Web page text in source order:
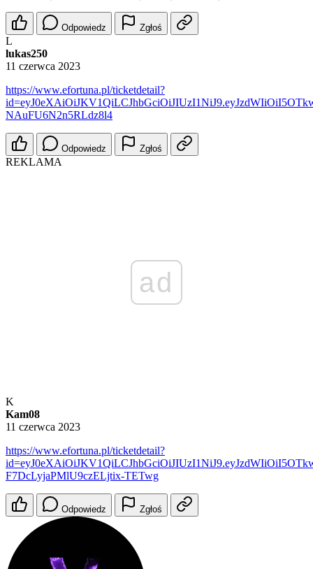
Odpowiedz Zgłoś
L
lukas250
11 czerwca 2023
https://www.efortuna.pl/ticketdetail?
NAuFU6N2n5RLdz8l4
Odpowiedz Zgłoś
REKLAMA
ad
K
Kam08
11 czerwca 2023
https://www.efortuna.pl/ticketdetail?
F7DcLyjaPMlU9czELjtix-TETwg
Odpowiedz Zgłoś